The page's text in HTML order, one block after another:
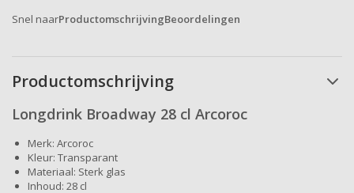
Snel naarProductomschrijvingBeoordelingen
Productomschrijving
Longdrink Broadway 28 cl Arcoroc
Merk: Arcoroc
Kleur: Transparant
Materiaal: Sterk glas
Inhoud: 28 cl